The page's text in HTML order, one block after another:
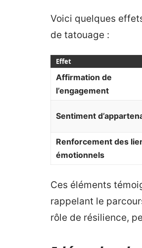
Voici quelques
de tatouage :
Effet
Affirmation de
l’engagement
Sentiment
Renforcement des
émotionnels
Ces éléments
rappelant le
rôle de résilience,